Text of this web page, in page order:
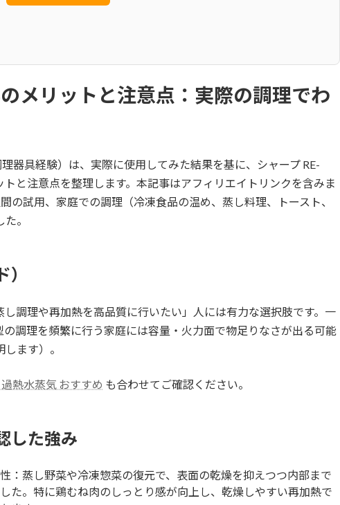
のメリットと注意点：実際の調理でわ
器具経験）は、実際に使用してみた結果を基に、シャープ RE-
と注意点を整理します。本記事はアフィリエイトリンクを含みま
の試用、家庭での調理（冷凍食品の温め、蒸し料理、トースト、
。
調理や再加熱を高品質に行いたい」人には有力な選択肢です。一
調理を頻繁に行う家庭には容量・火力面で物足りなさが出る可能
ます）。
熱水蒸気 おすすめ も合わせてご確認ください。
した強み
：蒸し野菜や冷凍惣菜の復元で、表面の乾燥を抑えつつ内部まで
た。特に鶏むね肉のしっとり感が向上し、乾燥しやすい再加熱で